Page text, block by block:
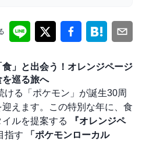
」と出会う！オレンジページ
を巡る旅へ
る「ポケモン」が誕生30周
えます。この特別な年に、食
ルを提案する
『オレンジペ
指す
「ポケモンローカル